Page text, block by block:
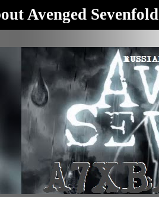
Avenged Sevenfold